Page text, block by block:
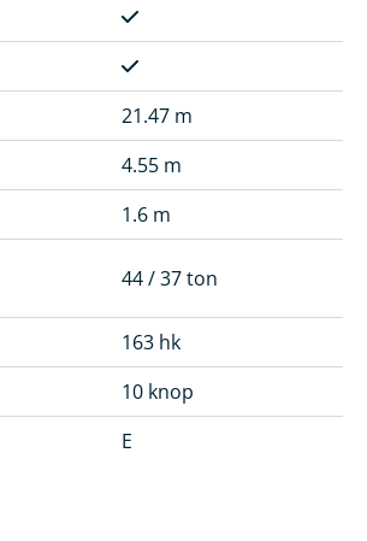
21.47 m
4.55 m
1.6 m
44 / 37 ton
163 hk
10 knop
E